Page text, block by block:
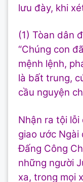
lưu đày, khi
(1) Tòan dân
“Chúng con
mệnh lệnh,
là bất trung,
cầu nguyện
Nhận ra tội lỗi
giao ước Ngài
Đấng Công
những người
xa, trong mọi